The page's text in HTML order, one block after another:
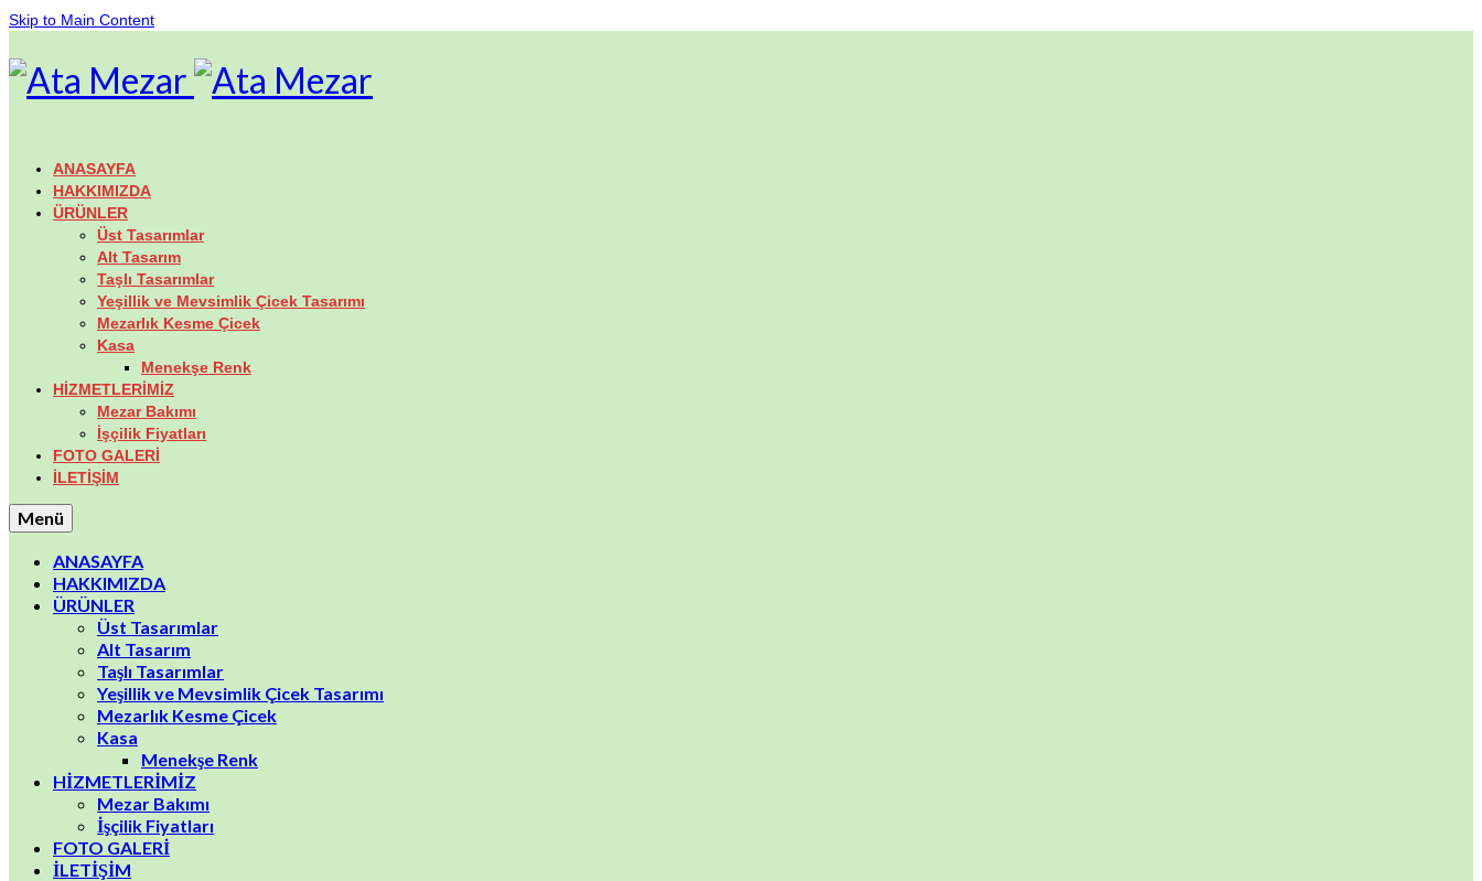
Skip to Main Content
ANASAYFA
HAKKIMIZDA
ÜRÜNLER
Üst Tasarımlar
Alt Tasarım
Taşlı Tasarımlar
Yeşillik ve Mevsimlik Çicek Tasarımı
Mezarlık Kesme Çicek
Kasa
Menekşe Renk
HİZMETLERİMİZ
Mezar Bakımı
İşçilik Fiyatları
FOTO GALERİ
İLETİŞİM
Menü
ANASAYFA
HAKKIMIZDA
ÜRÜNLER
Üst Tasarımlar
Alt Tasarım
Taşlı Tasarımlar
Yeşillik ve Mevsimlik Çicek Tasarımı
Mezarlık Kesme Çicek
Kasa
Menekşe Renk
HİZMETLERİMİZ
Mezar Bakımı
İşçilik Fiyatları
FOTO GALERİ
İLETİŞİM